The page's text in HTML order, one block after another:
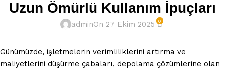
Uzun Ömürlü Kullanım İpuçları
adminOn 27 Ekim 2025 0
Günümüzde, işletmelerin verimliliklerini artırma ve
maliyetlerini düşürme çabaları, depolama çözümlerine olan